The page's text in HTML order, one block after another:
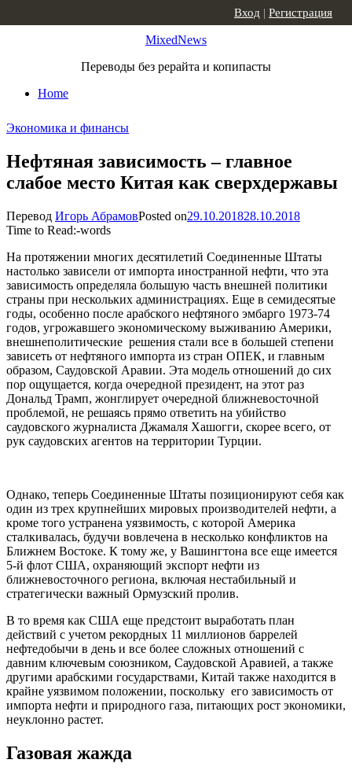
MixedNews
Переводы без рерайта и копипасты
Home
Вход | Регистрация
Экономика и финансы
Нефтяная зависимость – главное
слабое место Китая как сверхдержавы
Перевод Игорь АбрамовPosted on29.10.201828.10.2018
Time to Read:-words
На протяжении многих десятилетий Соединенные Штаты
настолько зависели от импорта иностранной нефти, что эта
зависимость определяла большую часть внешней политики
страны при нескольких администрациях. Еще в семидесятые
годы, особенно после арабского нефтяного эмбарго 1973-74
годов, угрожавшего экономическому выживанию Америки,
внешнеполитические решения стали все в большей степени
зависеть от нефтяного импорта из стран ОПЕК, и главным
образом, Саудовской Аравии. Эта модель отношений до сих
пор ощущается, когда очередной президент, на этот раз
Дональд Трамп, жонглирует очередной ближневосточной
проблемой, не решаясь прямо ответить на убийство
саудовского журналиста Джамаля Хашогги, скорее всего, от
рук саудовских агентов на территории Турции.
Однако, теперь Соединенные Штаты позиционируют себя как
один из трех крупнейших мировых производителей нефти, а
кроме того устранена уязвимость, с которой Америка
сталкивалась, будучи вовлечена в несколько конфликтов на
Ближнем Востоке. К тому же, у Вашингтона все еще имеется
5-й флот США, охраняющий экспорт нефти из
ближневосточного региона, включая нестабильный и
стратегически важный Ормузский пролив.
В то время как США еще предстоит выработать план
действий с учетом рекордных 11 миллионов баррелей
нефтедобычи в день и все более сложных отношений с
давним ключевым союзником, Саудовской Аравией, а также
другими арабскими государствами, Китай также находится в
крайне уязвимом положении, поскольку его зависимость от
импорта нефти и природного газа, питающих рост экономики,
неуклонно растет.
Газовая жажда